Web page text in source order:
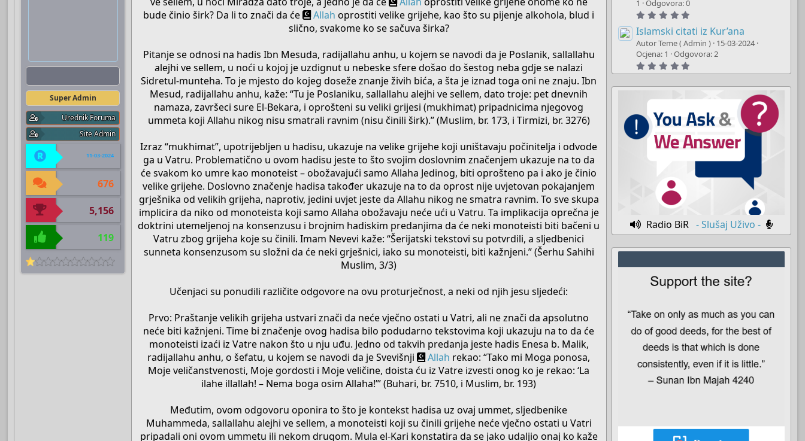
Super Admin
Urednik Foruma
Site Admin
11-03-2024
676
5,156
119
bude činio širk? Da li to znači da će
Allah oprostiti velike grijehe, kao što su pijenje alkohola, blud i
slično, svakome ko se sačuva širka?
Pitanje se odnosi na hadis Ibn Mesuda, radijallahu anhu, u kojem se navodi da je Poslanik, sallallahu
alejhi ve sellem, u noći u kojoj je uzdignut u nebeske sfere došao do šestog neba gdje se nalazi
Sidretul-munteha. To je mjesto do kojeg doseže znanje živih bića, a šta je iznad toga oni ne znaju. Ibn
Mesud, radijallahu anhu, kaže: “Tu je Poslaniku, sallallahu alejhi ve sellem, dato troje: pet dnevnih
namaza, završeci sure El-Bekara, i oprošteni su veliki grijesi (mukhimat) pripadnicima njegovog
ummeta koji Allahu nikog nisu smatrali ravnim (nisu činili širk).” (Muslim, br. 173, i Tirmizi, br. 3276)
Izraz “mukhimat”, upotrijebljen u hadisu, ukazuje na velike grijehe koji uništavaju počinitelja i odvode
ga u Vatru. Problematično u ovom hadisu jeste to što svojim doslovnim značenjem ukazuje na to da
će svakom ko umre kao monoteist – obožavajući samo Allaha Jedinog, biti oprošteno pa i ako je činio
velike grijehe. Doslovno značenje hadisa također ukazuje na to da oprost nije uvjetovan pokajanjem
grješnika od velikih grijeha, naprotiv, jedini uvjet jeste da Allahu nikog ne smatra ravnim. To sve skupa
implicira da niko od monoteista koji samo Allaha obožavaju neće ući u Vatru. Ta implikacija oprečna je
doktrini utemeljenoj na konsenzusu i brojnim hadiskim predanjima da će neki monoteisti biti bačeni u
Vatru zbog grijeha koje su činili. Imam Nevevi kaže: “Šerijatski tekstovi su potvrdili, a sljedbenici
sunneta konsenzusom su složni da će neki grješnici, iako su monoteisti, biti kažnjeni.” (Šerhu Sahihi
Muslim, 3/3)
Učenjaci su ponudili različite odgovore na ovu proturječnost, a neki od njih jesu sljedeći:
Prvo: Praštanje velikih grijeha ustvari znači da neće vječno ostati u Vatri, ali ne znači da apsolutno
neće biti kažnjeni. Time bi značenje ovog hadisa bilo podudarno tekstovima koji ukazuju na to da će
monoteisti izaći iz Vatre nakon što u nju uđu. Jedno od takvih predanja jeste hadis Enesa b. Malik,
radijallahu anhu, o šefatu, u kojem se navodi da je Svevišnji
Allah rekao: “Tako mi Moga ponosa,
Moje veličanstvenosti, Moje gordosti i Moje veličine, doista ću iz Vatre izvesti onog ko je rekao: ‘La
ilahe illallah! – Nema boga osim Allaha!’” (Buhari, br. 7510, i Muslim, br. 193)
Međutim, ovom odgovoru oponira to što je kontekst hadisa uz ovaj ummet, sljedbenike
Muhammeda, sallallahu alejhi ve sellem, a monoteisti koji su činili grijehe neće vječno ostati u Vatri
pripadali oni ovom ummetu ili nekom drugom. Mula el-Kari konstatira da se jako udaljio onaj ko kaže
s
)
1
Odgovora: 0
0
0
s
t
(
s
Islamski citati iz Kur’ana
Autor Teme ( Admin ) 15-03-2024
Ocjena: 1
Odgovora: 2
.
0
a
r
s
)
Radio BiR - Slušaj Uživo -